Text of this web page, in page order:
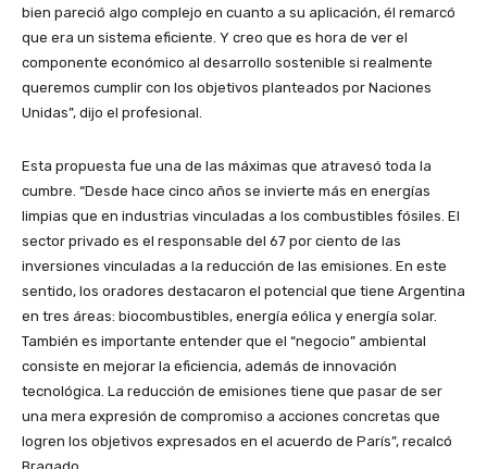
bien pareció algo complejo en cuanto a su aplicación, él remarcó
que era un sistema eficiente. Y creo que es hora de ver el
componente económico al desarrollo sostenible si realmente
queremos cumplir con los objetivos planteados por Naciones
Unidas”, dijo el profesional.
Esta propuesta fue una de las máximas que atravesó toda la
cumbre. “Desde hace cinco años se invierte más en energías
limpias que en industrias vinculadas a los combustibles fósiles. El
sector privado es el responsable del 67 por ciento de las
inversiones vinculadas a la reducción de las emisiones. En este
sentido, los oradores destacaron el potencial que tiene Argentina
en tres áreas: biocombustibles, energía eólica y energía solar.
También es importante entender que el “negocio” ambiental
consiste en mejorar la eficiencia, además de innovación
tecnológica. La reducción de emisiones tiene que pasar de ser
una mera expresión de compromiso a acciones concretas que
logren los objetivos expresados en el acuerdo de París”, recalcó